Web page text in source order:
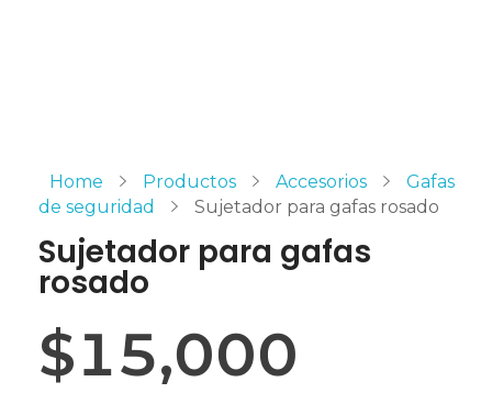
Home Productos Accesorios
Gafas
de seguridad
Sujetador para gafas rosado
Sujetador para gafas
rosado
$15,000